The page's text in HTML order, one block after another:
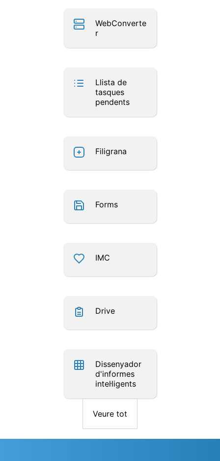
WebConverte
r
Llista de
tasques
pendents
Filigrana
Forms
IMC
Drive
Dissenyador
d'informes
intel·ligents
Veure tot